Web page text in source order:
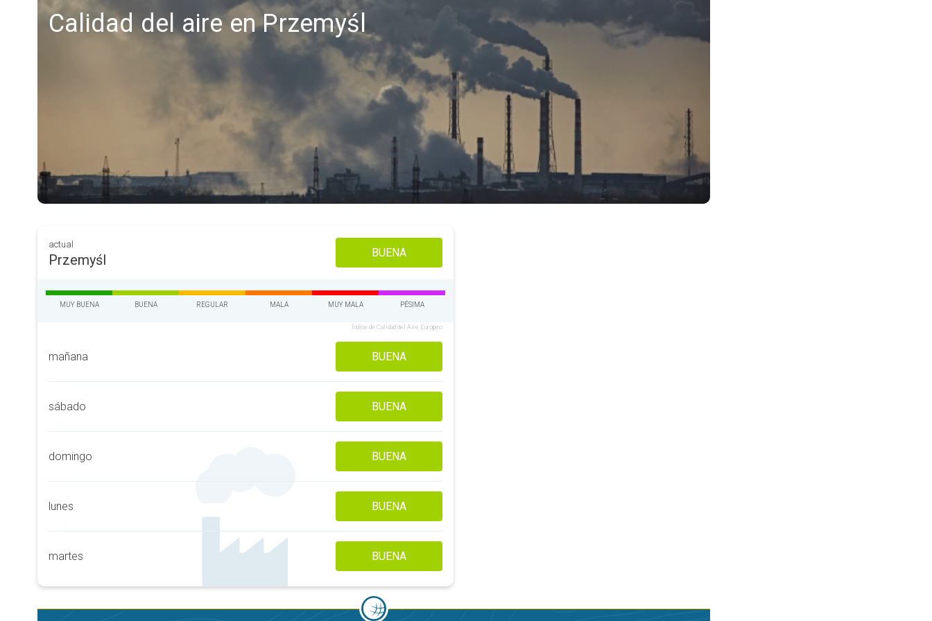
Calidad del aire en Przemyśl
actual
Przemyśl BUENA
MUY BUENA BUENA REGULAR MALA MUY MALA PÉSIMA
Índice de Calidad del Aire Europeo
mañana BUENA
sábado BUENA
domingo BUENA
lunes BUENA
martes BUENA